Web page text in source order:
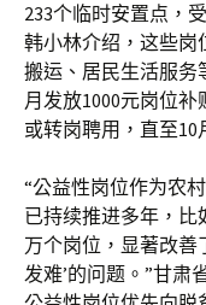
233个临时安置点，
韩小林介绍，这些岗
搬运、居民生活服务
月发放1000元岗位
或转岗聘用，直至10
“公益性岗位作为农
已持续推进多年，比
万个岗位，显著改善
发难’的问题。”甘肃